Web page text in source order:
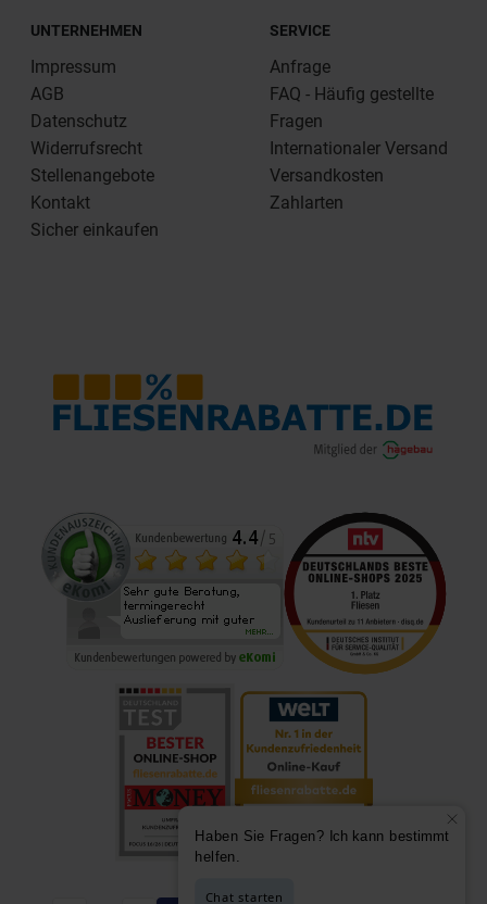
UNTERNEHMEN
Impressum
AGB
Datenschutz
Widerrufsrecht
Stellenangebote
Kontakt
Sicher einkaufen
SERVICE
Anfrage
FAQ - Häufig gestellte
Fragen
Internationaler Versand
Versandkosten
Zahlarten